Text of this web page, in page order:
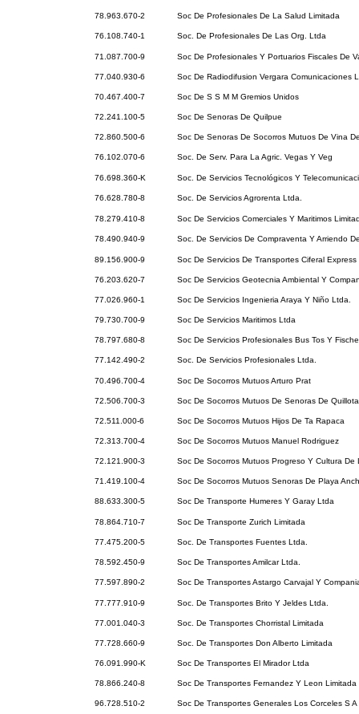
78.963.670-2 Soc De Profesionales De La Salud Limitada
76.108.740-1 Soc. De Profesionales De Las Org. Ltda
71.087.700-9 Soc De Profesionales Y Portuarios Fiscales De
77.040.930-6 Soc De Radiodifusion Vergara Comunicaciones
70.467.400-7 Soc De S S M M Gremios Unidos
72.241.100-5 Soc De Senoras De Quilpue
72.860.500-6 Soc De Senoras De Socorros Mutuos De Vina
76.102.070-6 Soc. De Serv. Para La Agric. Vegas Y Veg
76.698.360-K Soc. De Servicios Tecnológicos Y
76.628.780-8 Soc. De Servicios Agrorenta Ltda.
78.279.410-8 Soc De Servicios Comerciales Y Maritimos
78.490.940-9 Soc. De Servicios De Compraventa Y Arriendo
89.156.900-9 Soc De Servicios De Transportes Ciferal Express
76.203.620-7 Soc De Servicios Geotecnia Ambiental Y
77.026.960-1 Soc De Servicios Ingenieria Araya Y Niño Ltda.
79.730.700-9 Soc De Servicios Maritimos Ltda
78.797.680-8 Soc De Servicios Profesionales Bus Tos Y
77.142.490-2 Soc. De Servicios Profesionales Ltda.
70.496.700-4 Soc De Socorros Mutuos Arturo Prat
72.506.700-3 Soc De Socorros Mutuos De Senoras De Quillota
72.511.000-6 Soc De Socorros Mutuos Hijos De Ta Rapaca
72.313.700-4 Soc De Socorros Mutuos Manuel Rodriguez
72.121.900-3 Soc De Socorros Mutuos Progreso Y Cultura De
71.419.100-4 Soc De Socorros Mutuos Senoras De Playa
88.633.300-5 Soc De Transporte Humeres Y Garay Ltda
78.864.710-7 Soc De Transporte Zurich Limitada
77.475.200-5 Soc. De Transportes Fuentes Ltda.
78.592.450-9 Soc De Transportes Amilcar Ltda.
77.597.890-2 Soc De Transportes Astargo Carvajal Y
77.777.910-9 Soc. De Transportes Brito Y Jeldes Ltda.
77.001.040-3 Soc. De Transportes Chorristal Limitada
77.728.660-9 Soc. De Transportes Don Alberto Limitada
76.091.990-K Soc De Transportes El Mirador Ltda
78.866.240-8 Soc De Transportes Fernandez Y Leon Limitada
96.728.510-2 Soc De Transportes Generales Los Corceles S A